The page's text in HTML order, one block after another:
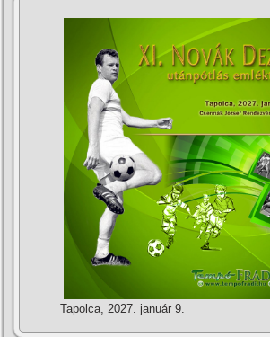
Tapolca, 2027. január 9.